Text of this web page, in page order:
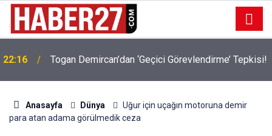
19:32
Sıcak Havalarda Ödem Şikayetini Hafife Almayın!
Anasayfa Dünya
Uğur için uçağın motoruna demir
para atan adama görülmedik ceza